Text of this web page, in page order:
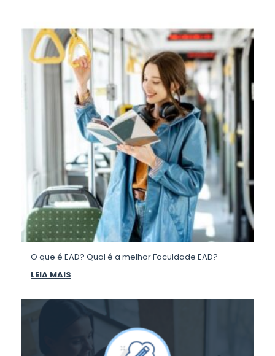
O que é EAD? Qual é a melhor Faculdade EAD?
LEIA MAIS